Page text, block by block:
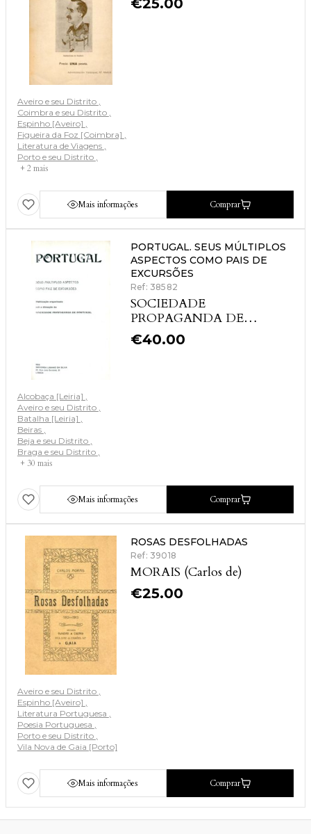
€25.00
Aveiro e seu Distrito
Coimbra e seu Distrito
Espinho [Aveiro]
Figueira da Foz [Coimbra]
Literatura de Viagens
Porto e seu Distrito
+ 2 mais
Mais informações Comprar
PORTUGAL. SEUS MÚLTIPLOS
ASPECTOS COMO PAIS DE
EXCURSÕES
Ref: 38582
SOCIEDADE
PROPAGANDA DE
PORTUGAL
€40.00
Alcobaça [Leiria]
Aveiro e seu Distrito
Batalha [Leiria]
Beiras
Beja e seu Distrito
Braga e seu Distrito
+ 30 mais
Mais informações Comprar
ROSAS DESFOLHADAS
Ref: 39018
MORAIS (Carlos de)
€25.00
Aveiro e seu Distrito
Espinho [Aveiro]
Literatura Portuguesa
Poesia Portuguesa
Porto e seu Distrito
Vila Nova de Gaia [Porto]
Mais informações Comprar